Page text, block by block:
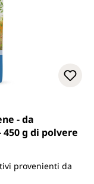
- da
g di polvere
provenienti da